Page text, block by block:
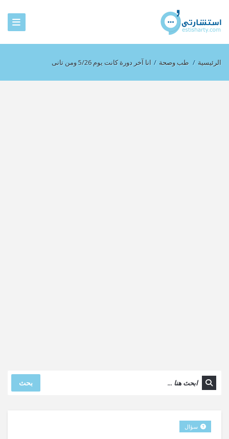
الرئيسية / طب وصحة / انا آخر دورة كانت يوم 5/26 ومن تانى
بحث
سؤال